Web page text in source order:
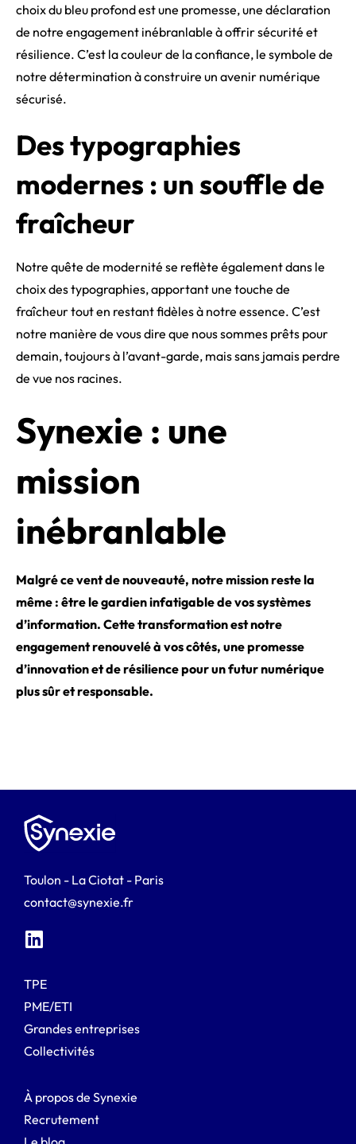
choix du bleu profond est une promesse, une déclaration
de notre engagement inébranlable à offrir sécurité et
résilience. C’est la couleur de la confiance, le symbole de
notre détermination à construire un avenir numérique
sécurisé.
Des typographies
modernes : un souffle de
fraîcheur
Notre quête de modernité se reflète également dans le
choix des typographies, apportant une touche de
fraîcheur tout en restant fidèles à notre essence. C’est
notre manière de vous dire que nous sommes prêts pour
demain, toujours à l’avant-garde, mais sans jamais perdre
de vue nos racines.
Synexie : une
mission
inébranlable
Malgré ce vent de nouveauté, notre mission reste la
même : être le gardien infatigable de vos systèmes
d’information. Cette transformation est notre
engagement renouvelé à vos côtés, une promesse
d’innovation et de résilience pour un futur numérique
plus sûr et responsable.
Toulon - La Ciotat - Paris
contact@synexie.fr
TPE
PME/ETI
Grandes entreprises
Collectivités
À propos de Synexie
Recrutement